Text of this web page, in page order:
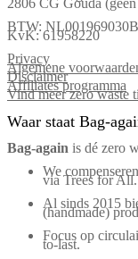
2806 CG Gouda
BTW:
KvK: 61958220
Privacy
Algemene
Disclaimer
Affiliates programma
Vind meer zero waste
Waar staat Bag-
Bag‑again is dé zero
We
via Trees for All.
Al sinds 2015
(handmade)
Focus op
to-last.